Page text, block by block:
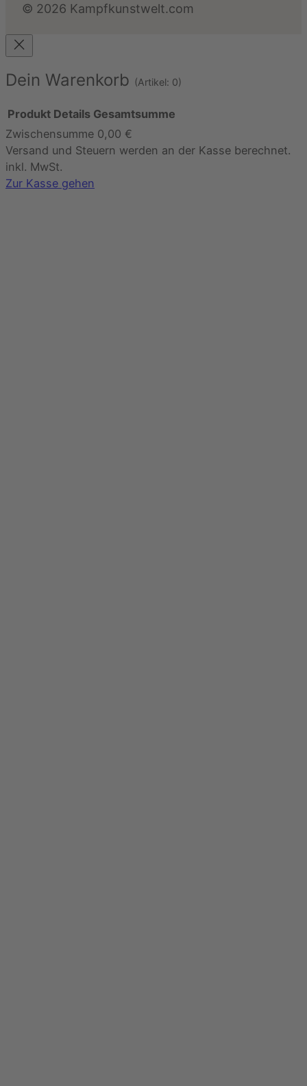
© 2026 Kampfkunstwelt.com
Dein Warenkorb (Artikel: 0)
Produkte
im
Warenkorb
Produkt Details Gesamtsumme
Zwischensumme 0,00 €
Versand und Steuern werden an der Kasse berechnet.
inkl. MwSt.
Zur Kasse gehen